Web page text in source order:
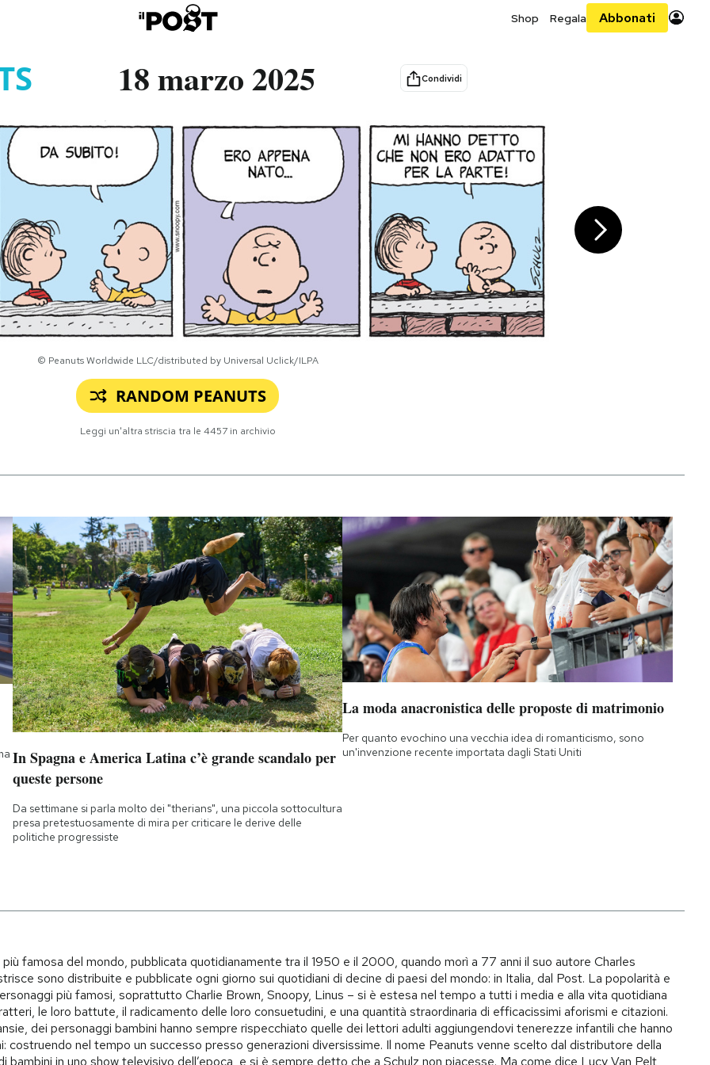
Shop Regala Abbonati
18 marzo 2025 Condividi
© Peanuts Worldwide LLC/distributed by Universal Uclick/ILPA
RANDOM PEANUTS
Leggi un'altra striscia tra le 4457in archivio
In Spagna e America Latina c’è grande scandalo per
queste persone
Da settimane si parla molto dei "therians", una piccola sottocultura
presa pretestuosamente di mira per criticare le derive delle
politiche progressiste
La moda anacronistica delle proposte di matrimonio
Per quanto evochino una vecchia idea di romanticismo, sono
un'invenzione recente importata dagli Stati Uniti
famosa del mondo, pubblicata quotidianamente tra il 1950 e il 2000, quando morì a 77 anni il suo autore Charles
sono distribuite e pubblicate ogni giorno sui quotidiani di decine di paesi del mondo: in Italia, dal Post. La popolarità e
più famosi, soprattutto Charlie Brown, Snoopy, Linus – si è estesa nel tempo a tutti i media e alla vita quotidiana
le loro battute, il radicamento delle loro consuetudini, e una quantità straordinaria di efficacissimi aforismi e citazioni.
dei personaggi bambini hanno sempre rispecchiato quelle dei lettori adulti aggiungendovi tenerezze infantili che hanno
costruendo nel tempo un successo presso generazioni diversissime. Il nome Peanuts venne scelto dal distributore della
bambini in uno show televisivo dell’epoca, e si è sempre detto che a Schulz non piacesse. Ma come dice Lucy Van Pelt,